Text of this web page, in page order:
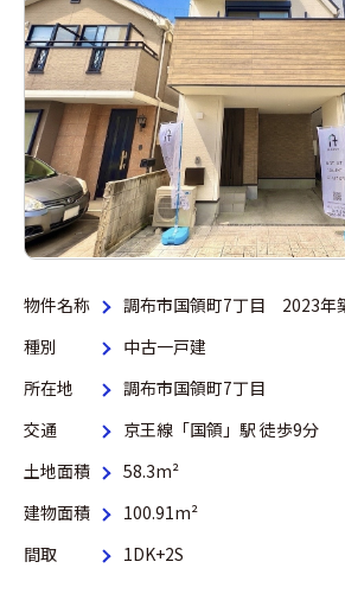
物件名称
調布市国領町7丁目 2023年
種別
中古一戸建
所在地
調布市国領町7丁目
交通
京王線「国領」駅 徒歩9分
土地面積
58.3m²
建物面積
100.91m²
間取
1DK+2S